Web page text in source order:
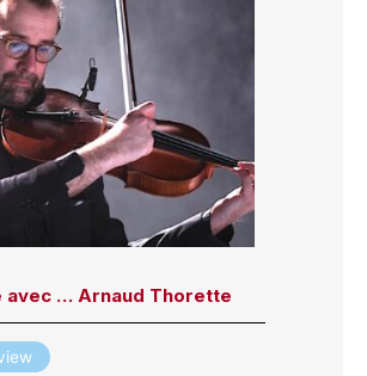
avec … Arnaud Thorette